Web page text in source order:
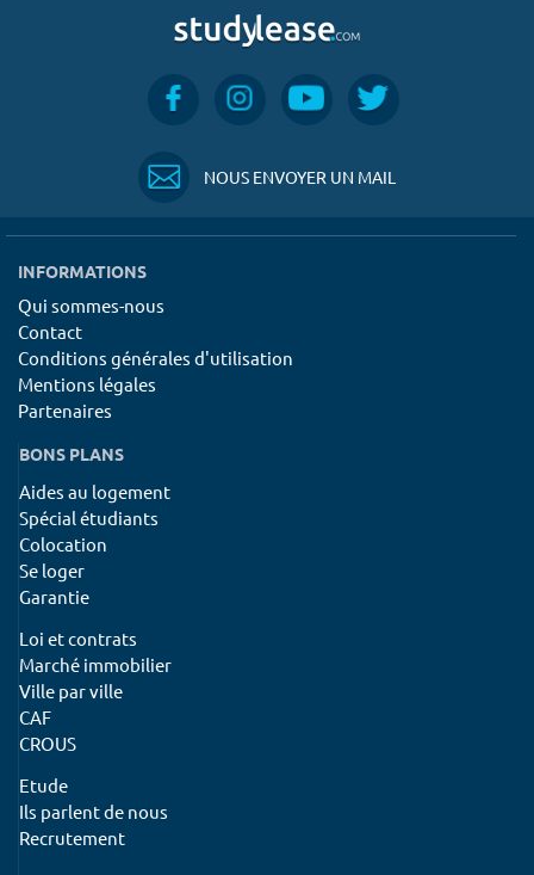
NOUS ENVOYER UN MAIL
INFORMATIONS
Qui sommes-nous
Contact
Conditions générales d'utilisation
Mentions légales
Partenaires
BONS PLANS
Aides au logement
Spécial étudiants
Colocation
Se loger
Garantie
Loi et contrats
Marché immobilier
Ville par ville
CAF
CROUS
Etude
Ils parlent de nous
Recrutement